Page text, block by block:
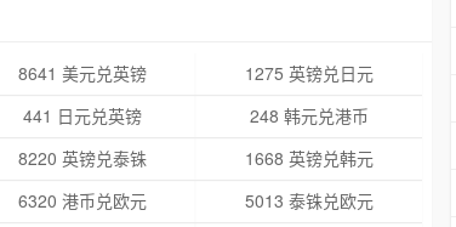
8641 美元兑英镑
1275 英镑兑日元
441 日元兑英镑
248 韩元兑港币
8220 英镑兑泰铢
1668 英镑兑韩元
6320 港币兑欧元
5013 泰铢兑欧元